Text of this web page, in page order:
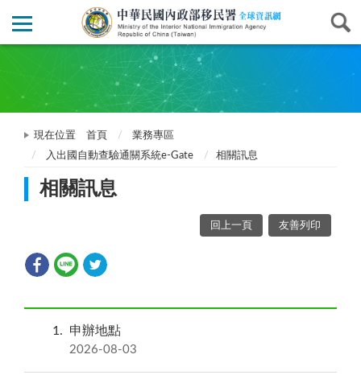
現在位置 首頁
業務專區
入出國自動查驗通關系統e-Gate
相關訊息
相關訊息
回上一頁 友善列印
1 申辦地點
2026-08-03